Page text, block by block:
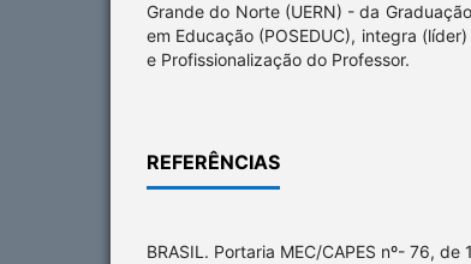
Grande do Norte (UERN) - da
em Educação (POSEDUC), integra
e Profissionalização do Professor.
REFERÊNCIAS
BRASIL. Portaria MEC/CAPES nº- 76,